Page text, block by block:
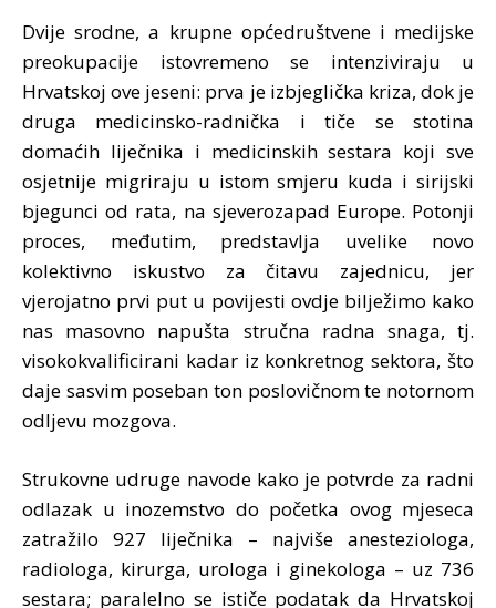
Dvije srodne, a krupne općedruštvene i medijske
preokupacije istovremeno se intenziviraju u
Hrvatskoj ove jeseni: prva je izbjeglička kriza, dok je
druga medicinsko-radnička i tiče se stotina
domaćih liječnika i medicinskih sestara koji sve
osjetnije migriraju u istom smjeru kuda i sirijski
bjegunci od rata, na sjeverozapad Europe. Potonji
proces, međutim, predstavlja uvelike novo
kolektivno iskustvo za čitavu zajednicu, jer
vjerojatno prvi put u povijesti ovdje bilježimo kako
nas masovno napušta stručna radna snaga, tj.
visokokvalificirani kadar iz konkretnog sektora, što
daje sasvim poseban ton poslovičnom te notornom
odljevu mozgova.
Strukovne udruge navode kako je potvrde za radni
odlazak u inozemstvo do početka ovog mjeseca
zatražilo 927 liječnika – najviše anesteziologa,
radiologa, kirurga, urologa i ginekologa – uz 736
sestara; paralelno se ističe podatak da Hrvatskoj